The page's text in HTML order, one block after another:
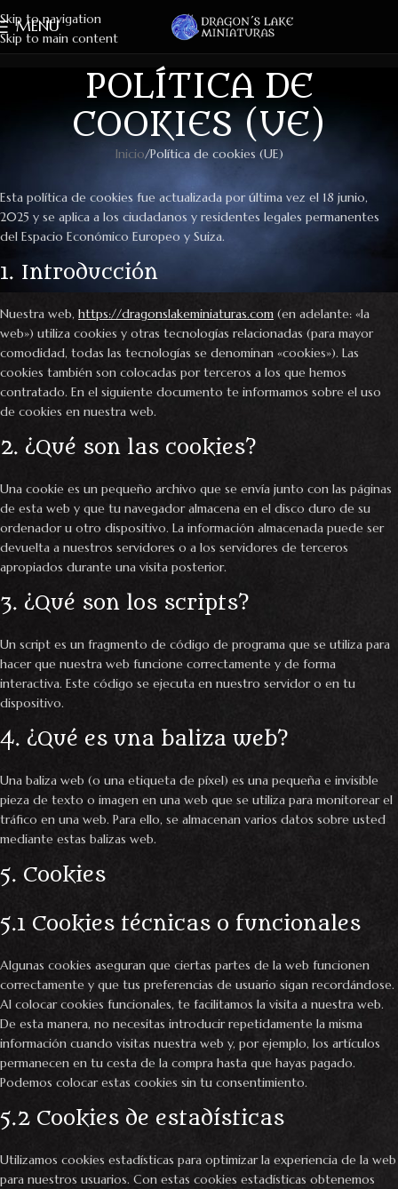
Skip to navigation
Skip to main content
MENU
POLÍTICA DE
COOKIES (UE)
Inicio Política de cookies (UE)
Esta política de cookies fue actualizada por última vez el 18 junio,
2025 y se aplica a los ciudadanos y residentes legales permanentes
del Espacio Económico Europeo y Suiza.
1. Introducción
Nuestra web, https://dragonslakeminiaturas.com (en adelante: «la
web») utiliza cookies y otras tecnologías relacionadas (para mayor
comodidad, todas las tecnologías se denominan «cookies»). Las
cookies también son colocadas por terceros a los que hemos
contratado. En el siguiente documento te informamos sobre el uso
de cookies en nuestra web.
2. ¿Qué son las cookies?
Una cookie es un pequeño archivo que se envía junto con las páginas
de esta web y que tu navegador almacena en el disco duro de su
ordenador u otro dispositivo. La información almacenada puede ser
devuelta a nuestros servidores o a los servidores de terceros
apropiados durante una visita posterior.
3. ¿Qué son los scripts?
Un script es un fragmento de código de programa que se utiliza para
hacer que nuestra web funcione correctamente y de forma
interactiva. Este código se ejecuta en nuestro servidor o en tu
dispositivo.
4. ¿Qué es una baliza web?
Una baliza web (o una etiqueta de píxel) es una pequeña e invisible
pieza de texto o imagen en una web que se utiliza para monitorear el
tráfico en una web. Para ello, se almacenan varios datos sobre usted
mediante estas balizas web.
5. Cookies
5.1 Cookies técnicas o funcionales
Algunas cookies aseguran que ciertas partes de la web funcionen
correctamente y que tus preferencias de usuario sigan recordándose.
Al colocar cookies funcionales, te facilitamos la visita a nuestra web.
De esta manera, no necesitas introducir repetidamente la misma
información cuando visitas nuestra web y, por ejemplo, los artículos
permanecen en tu cesta de la compra hasta que hayas pagado.
Podemos colocar estas cookies sin tu consentimiento.
5.2 Cookies de estadísticas
Utilizamos cookies estadísticas para optimizar la experiencia de la web
para nuestros usuarios. Con estas cookies estadísticas obtenemos